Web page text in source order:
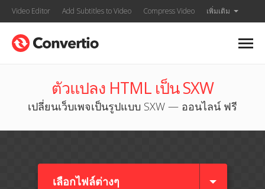
Video Editor Add Subtitles to Video Compress Video เพิ่มเติม
ตัวแปลง HTML เป็น SXW
เปลี่ยนเว็บเพจเป็นรูปแบบ SXW — ออนไลน์ ฟรี
เลือกไฟล์ต่างๆ​